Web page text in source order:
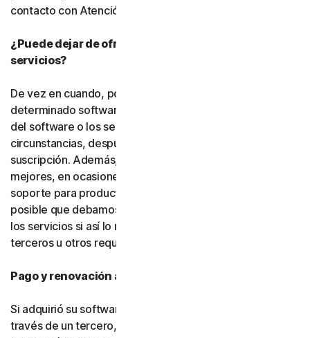
contacto con Atención al cliente.
¿Puede dejar de ofrecerse el software o los
servicios?
De vez en cuando, podemos dejar de ofrecer o eliminar
determinado software, servicios o funciones específicas
del software o los servicios. En determinadas
circunstancias, después de hacerlo, no podrá renovar su
suscripción. Además, para poder crear cosas nuevas y
mejores, en ocasiones debemos dejar de ofrecer
soporte para productos más antiguos. También es
posible que debamos modificar funciones del software y
los servicios si así lo requieren plataformas y software de
terceros u otros requisitos fuera de nuestro control.
Pago y renovación automática
Si adquirió su software directamente con nosotros y no a
través de un tercero, cuando nos facilite su información